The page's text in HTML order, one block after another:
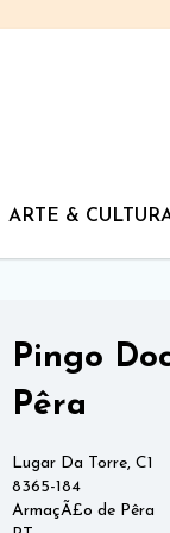
ARTE &
Pingo
Pêra
Lugar Da Torre, C1
8365-184
ArmaçÃ£o de Pêra